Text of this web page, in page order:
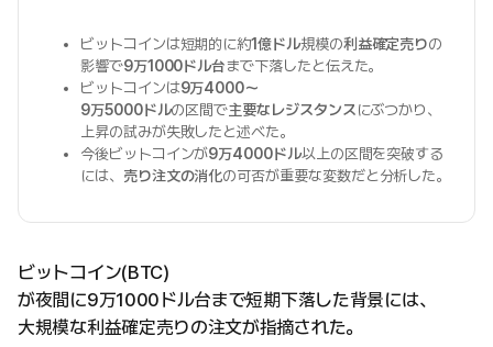
ビットコインは短期的に約1億ドル規模の利益確定売りの
影響で9万1000ドル台まで下落したと伝えた。
ビットコインは9万4000〜
9万5000ドルの区間で主要なレジスタンスにぶつかり、
上昇の試みが失敗したと述べた。
今後ビットコインが9万4000ドル以上の区間を突破する
には、 売り注文の消化の可否が重要な変数だと分析した。
ビットコイン(BTC)
が夜間に9万1000ドル台まで短期下落した背景には、
大規模な利益確定売りの注文が指摘された。